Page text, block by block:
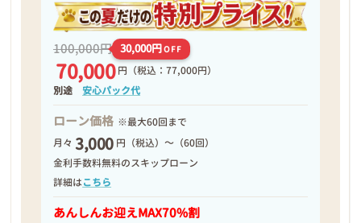
100,000円 30,000円OFF
70,000 円 （税込：77,000円）
別途安心パック代
ローン価格 ※最大60回まで
月々 3,000 円（税込）～（60回）
金利手数料無料のスキップローン
詳細はこちら
あんしんお迎えMAX70%割